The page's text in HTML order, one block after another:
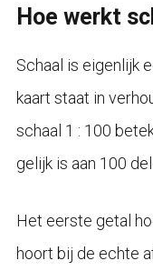
Hoe werkt
Schaal is eigenlijk
kaart staat in
schaal 1 : 100
gelijk is aan 100
Het eerste getal
hoort bij de echte